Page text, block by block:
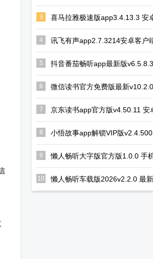
黑夜下载器
IKTV专享版官
方正版
v26.2.0.43379 最新手机版
3 喜马拉雅极速版app3.4.13.3 安
4 讯飞有声app2.7.3214安卓客户
5 抖音番茄畅听app最新版
6
微信读书官方免费版最新
版
7 京东读书app官方版v4.50.11 安
8 小悟故事app解锁VIP版
9 懒人畅听大字版官方版1.0.0 手
10 懒人畅听车载版2026v2.2.0 最